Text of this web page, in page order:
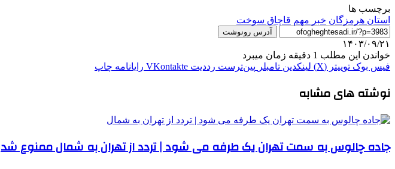
برچسب ها
استان هرمزگان خبر مهم قاچاق سوخت
آدرس رونوشت
۱۴۰۳/۰۹/۲۱
خواندن این مطلب 1 دقیقه زمان میبرد
فیس بوک توییتر (X) لینکدین ‫تامبلر ‫پین‌ترست ‫رددیت ‫VKontakte رایانامه چاپ
نوشته های مشابه
جاده چالوس به سمت تهران یک طرفه می شود | تردد از تهران به شمال ممنوع شد